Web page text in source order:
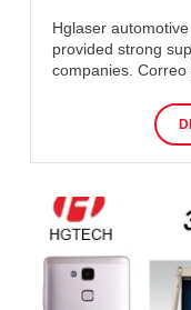
Hglaser
provided strong
companies. Correo